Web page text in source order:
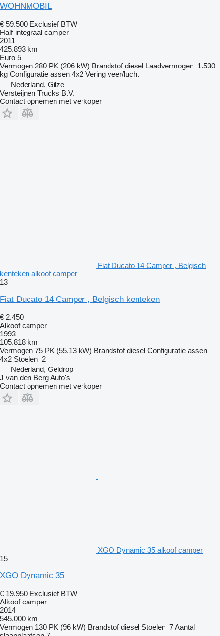
WOHNMOBIL
€ 59.500 Exclusief BTW
Half-integraal camper
2011
425.893 km
Euro 5
Vermogen 280 PK (206 kW) Brandstof diesel Laadvermogen 1.530
kg Configuratie assen 4x2 Vering veer/lucht
Nederland, Gilze
Versteijnen Trucks B.V.
Contact opnemen met verkoper
Fiat Ducato 14 Camper , Belgisch
kenteken alkoof camper
13
Fiat Ducato 14 Camper , Belgisch kenteken
€ 2.450
Alkoof camper
1993
105.818 km
Vermogen 75 PK (55.13 kW) Brandstof diesel Configuratie assen
4x2 Stoelen 2
Nederland, Geldrop
J van den Berg Auto's
Contact opnemen met verkoper
XGO Dynamic 35 alkoof camper
15
XGO Dynamic 35
€ 19.950 Exclusief BTW
Alkoof camper
2014
545.000 km
Vermogen 130 PK (96 kW) Brandstof diesel Stoelen 7Aantal